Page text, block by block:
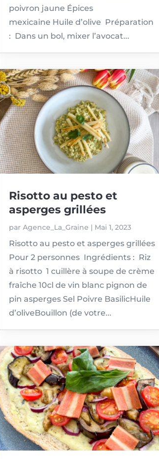
poivron jaune Épices
mexicaine Huile d’olive Préparation
: Dans un bol, mixer l’avocat...
Risotto au pesto et
asperges grillées
par Agence_La_Graine | Mai 1, 2023
Risotto au pesto et asperges grillées
Pour 2 personnes Ingrédients : Riz
à risotto 1 cuillère à soupe de crème
fraîche 10cl de vin blanc pignon de
pin asperges Sel Poivre BasilicHuile
d’oliveBouillon (de votre...